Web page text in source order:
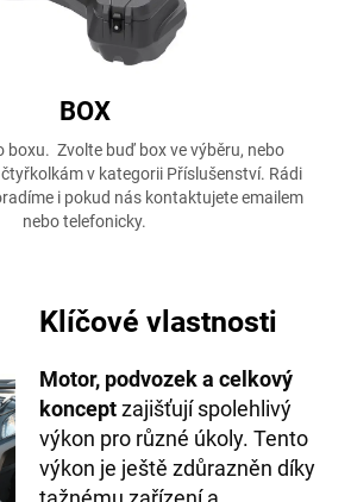
BOX
boxu. Zvolte buď box ve výběru, nebo
v kategorii Příslušenství. Rádi
i pokud nás kontaktujete emailem
nebo telefonicky.
Klíčové vlastnosti
Motor, podvozek a celkový
konceptzajišťují spolehlivý
výkon pro různé úkoly. Tento
výkon je ještě zdůrazněn díky